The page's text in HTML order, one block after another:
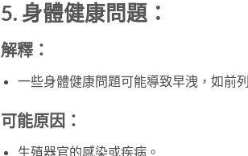
5. 身體健康問題：
解釋：
一些身體健康問題可能導致早洩，如前
可能原因：
生殖器官的感染或疾病。